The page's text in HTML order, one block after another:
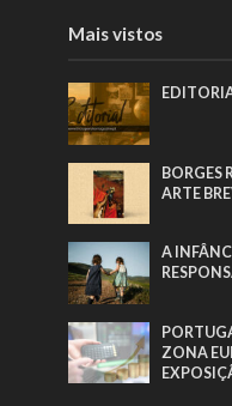
Mais vistos
BORGES
ARTE
A
ZONA